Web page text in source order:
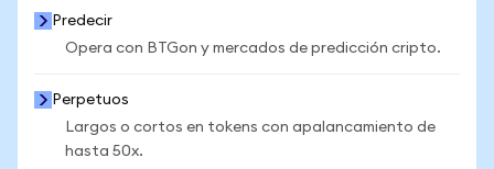
Predecir
Opera con BTGon y mercados de predicción cripto.
Perpetuos
Largos o cortos en tokens con apalancamiento de
hasta 50x.